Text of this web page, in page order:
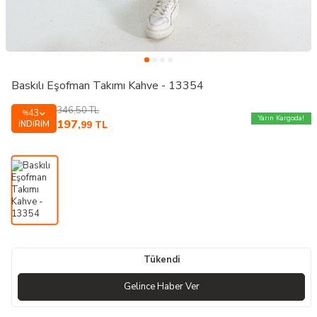
Baskılı Eşofman Takımı Kahve - 13354
%43
İNDIRIM
346,50TL
197,99 TL
Yarın Kargoda!
Tükendi
Gelince Haber Ver